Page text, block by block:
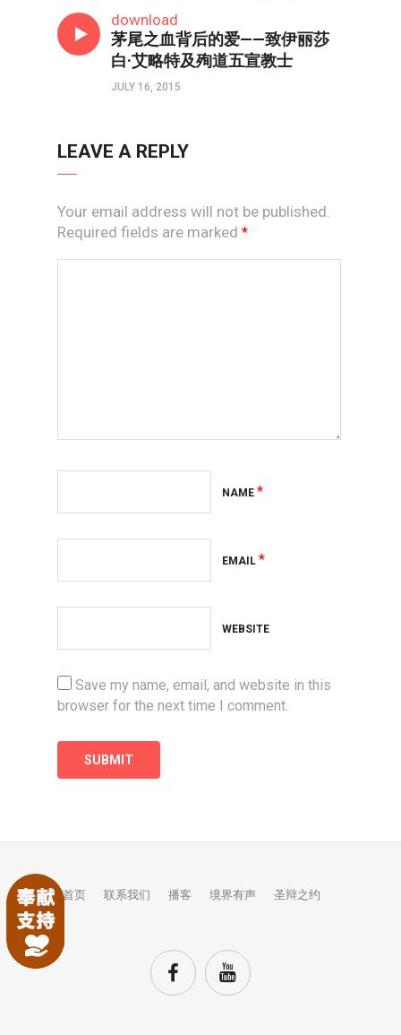
download
茅尾之血背后的爱——致伊丽莎
白·艾略特及殉道五宣教士
JULY 16, 2015
LEAVE A REPLY
Your email address will not be published.
Required fields are marked *
NAME *
EMAIL *
WEBSITE
Save my name, email, and website in this
browser for the next time I comment.
首页 联系我们 播客 境界有声 圣辩之约